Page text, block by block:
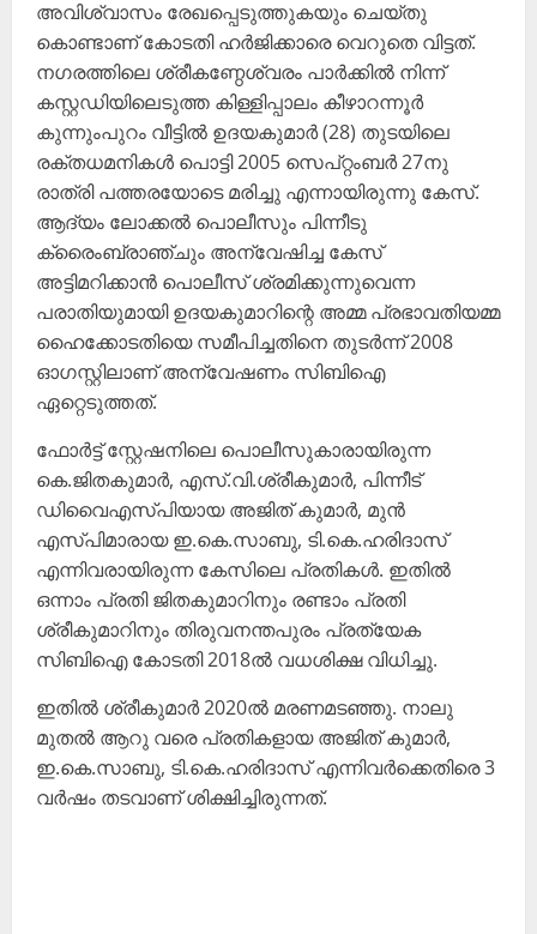
അവിശ്വാസം രേഖപ്പെടുത്തുകയും ചെയ്തു
കൊണ്ടാണ് കോടതി ഹർജിക്കാരെ വെറുതെ വിട്ടത്.
നഗരത്തിലെ ശ്രീകണ്ഠേശ്വരം പാർക്കിൽ നിന്ന്
കസ്റ്റഡിയിലെടുത്ത കിള്ളിപ്പാലം കീഴാറന്നൂർ
കുന്നുംപുറം വീട്ടിൽ ഉദയകുമാർ (28) തുടയിലെ
രക്തധമനികൾ പൊട്ടി 2005 സെപ്റ്റംബർ 27നു
രാത്രി പത്തരയോടെ മരിച്ചു എന്നായിരുന്നു കേസ്.
ആദ്യം ലോക്കൽ പൊലീസും പിന്നീടു
ക്രൈംബ്രാഞ്ചും അന്വേഷിച്ച കേസ്
അട്ടിമറിക്കാൻ പൊലീസ് ശ്രമിക്കുന്നുവെന്ന
പരാതിയുമായി ഉദയകുമാറിന്റെ അമ്മ പ്രഭാവതിയമ്മ
ഹൈക്കോടതിയെ സമീപിച്ചതിനെ തുടർന്ന് 2008
ഓഗസ്റ്റിലാണ് അന്വേഷണം സിബിഐ
ഏറ്റെടുത്തത്.
ഫോർട്ട് സ്റ്റേഷനിലെ പൊലീസുകാരായിരുന്ന
കെ.ജിതകുമാർ, എസ്.വി.ശ്രീകുമാർ, പിന്നീട്
ഡിവൈഎസ്പിയായ അജിത് കുമാർ, മുൻ
എസ്പിമാരായ ഇ.കെ.സാബു, ടി.കെ.ഹരിദാസ്
എന്നിവരായിരുന്ന കേസിലെ പ്രതികൾ. ഇതിൽ
ഒന്നാം പ്രതി ജിതകുമാറിനും രണ്ടാം പ്രതി
ശ്രീകുമാറിനും തിരുവനന്തപുരം പ്രത്യേക
സിബിഐ കോടതി 2018ൽ വധശിക്ഷ വിധിച്ചു.
ഇതിൽ ശ്രീകുമാർ 2020ൽ മരണമടഞ്ഞു. നാലു
മുതൽ ആറു വരെ പ്രതികളായ അജിത് കുമാർ,
ഇ.കെ.സാബു, ടി.കെ.ഹരിദാസ് എന്നിവർക്കെതിരെ 3
വർഷം തടവാണ് ശിക്ഷിച്ചിരുന്നത്.